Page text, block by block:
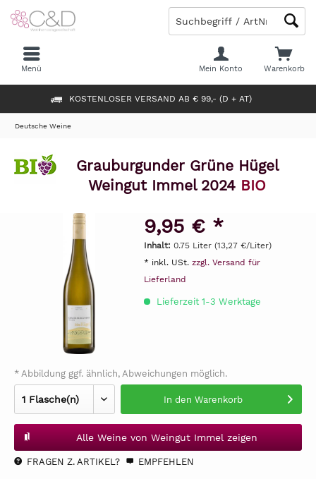
KOSTENLOSER VERSAND AB € 99,- (D + AT)
Warenkorb
Mein Konto
Menü
Deutsche Weine
Grauburgunder Grüne Hügel
Weingut Immel 2024 BIO
9,95 € *
Inhalt: 0.75 Liter (13,27 €/Liter)
* inkl. USt. zzgl. Versand für
Lieferland
Lieferzeit 1-3 Werktage
* Abbildung ggf. ähnlich, Abweichungen möglich.
In den Warenkorb
Alle Weine von Weingut Immel zeigen
FRAGEN Z. ARTIKEL? EMPFEHLEN